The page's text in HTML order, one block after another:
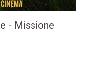
- Missione